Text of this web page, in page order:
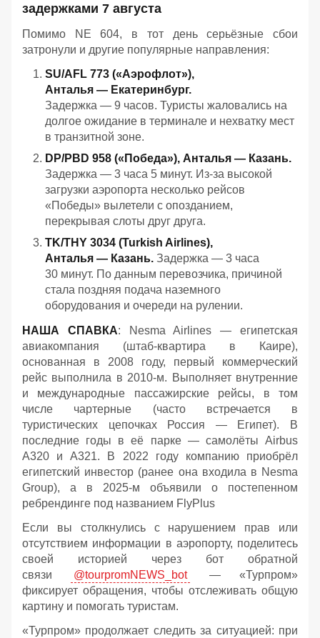
задержками 7 августа
Помимо NE 604, в тот день серьёзные сбои
затронули и другие популярные направления:
SU/AFL 773 («Аэрофлот»),
Анталья — Екатеринбург.
Задержка — 9 часов. Туристы жаловались на
долгое ожидание в терминале и нехватку мест
в транзитной зоне.
DP/PBD 958 («Победа»), Анталья — Казань.
Задержка — 3 часа 5 минут. Из‑за высокой
загрузки аэропорта несколько рейсов
«Победы» вылетели с опозданием,
перекрывая слоты друг друга.
TK/THY 3034 (Turkish Airlines),
Анталья — Казань. Задержка — 3 часа
30 минут. По данным перевозчика, причиной
стала поздняя подача наземного
оборудования и очереди на рулении.
НАША СПАВКА: Nesma Airlines — египетская
авиакомпания (штаб-квартира в Каире),
основанная в 2008 году, первый коммерческий
рейс выполнила в 2010-м. Выполняет внутренние
и международные пассажирские рейсы, в том
числе чартерные (часто встречается в
туристических цепочках Россия — Египет). В
последние годы в её парке — самолёты Airbus
A320 и A321. В 2022 году компанию приобрёл
египетский инвестор (ранее она входила в Nesma
Group), а в 2025-м объявили о постепенном
ребрендинге под названием FlyPlus
Если вы столкнулись с нарушением прав или
отсутствием информации в аэропорту, поделитесь
своей историей через бот обратной
связи
@tourpromNEWS_bot
— «Турпром»
фиксирует обращения, чтобы отслеживать общую
картину и помогать туристам.
«Турпром» продолжает следить за ситуацией: при